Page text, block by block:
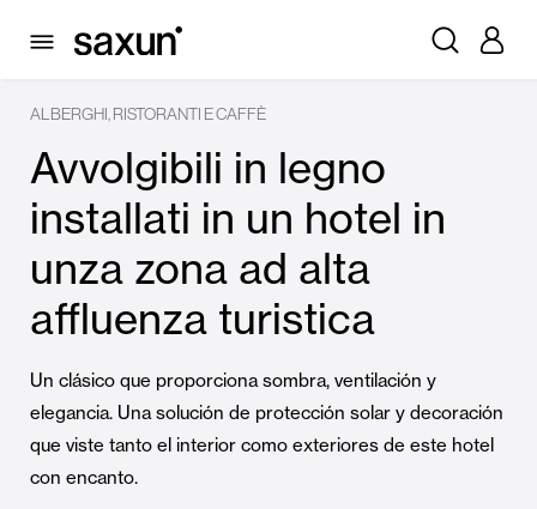
ALBERGHI, RISTORANTI E CAFFÈ
Avvolgibili in legno
installati in un hotel in
unza zona ad alta
affluenza turistica
Un clásico que proporciona sombra, ventilación y
elegancia. Una solución de protección solar y decoración
que viste tanto el interior como exteriores de este hotel
con encanto.